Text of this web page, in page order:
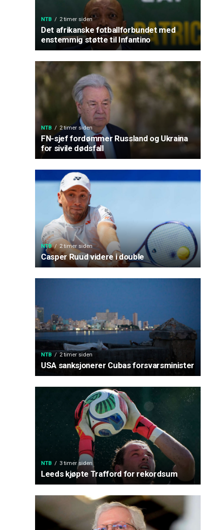
NTB 2 timer siden
Det afrikanske fotballforbundet med
enstemmig støtte til Infantino
NTB 2 timer siden
FN-sjef fordømmer Russland og Ukraina
for sivile dødsfall
NTB 2 timer siden
Casper Ruud videre i double
NTB 2 timer siden
USA sanksjonerer Cubas forsvarsminister
NTB 3 timer siden
Leeds kjøpte Trafford for rekordsum